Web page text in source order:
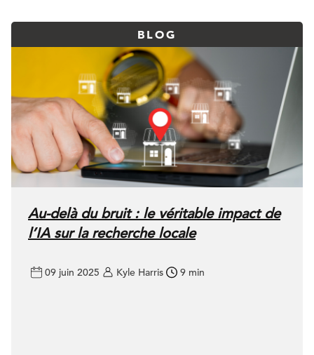
BLOG
Au-delà du bruit : le véritable impact de
l’IA sur la recherche locale
09 juin 2025 Kyle Harris 9 min